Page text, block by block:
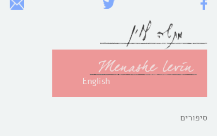
English
סיפורים